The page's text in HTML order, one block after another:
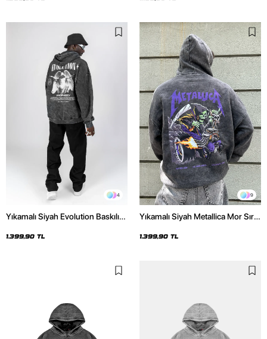
4
Yıkamalı Siyah Evolution Baskılı
Hoodie
1.399,90 TL
9
Yıkamalı Siyah Metallica Mor Sırt
Hoodie
1.399,90 TL